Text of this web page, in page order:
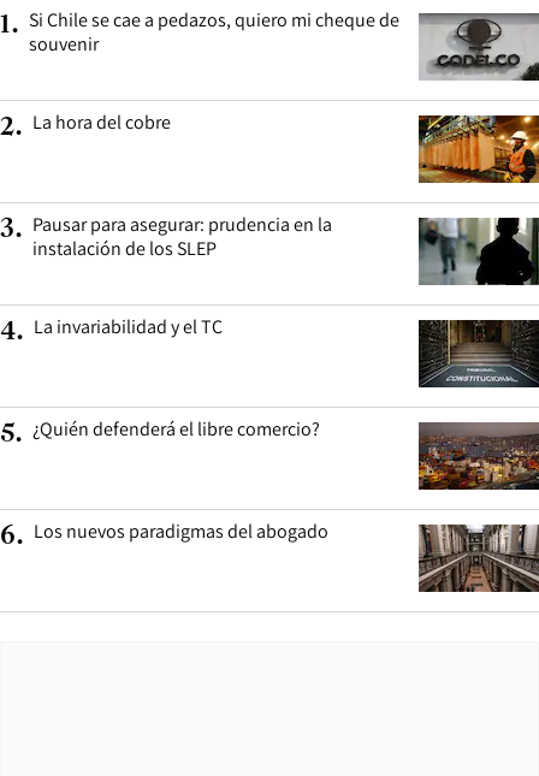
1. Si Chile se cae a pedazos, quiero mi cheque de
souvenir
2. La hora del cobre
3. Pausar para asegurar: prudencia en la
instalación de los SLEP
4. La invariabilidad y el TC
5. ¿Quién defenderá el libre comercio?
6. Los nuevos paradigmas del abogado